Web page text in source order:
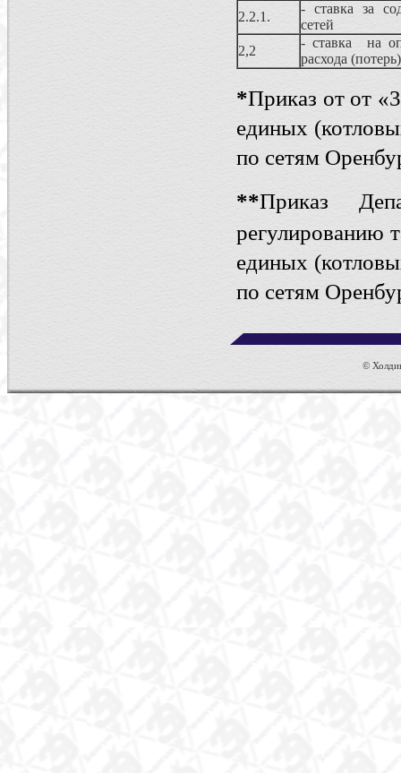
2.2.1.
- ставка за
сетей
2,2
- ставка на
расхода
*Приказ от от
единых
по сетям
**Приказ
регулированию
единых
по сетям
©